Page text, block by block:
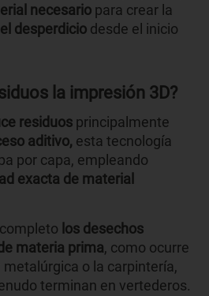
necesario para crear la
desperdicio desde el inicio
la impresión 3D?
residuos principalmente
aditivo, esta tecnología
por capa, empleando
exacta de material
los desechos
materia prima, como ocurre
o la carpintería,
terminan en vertederos.